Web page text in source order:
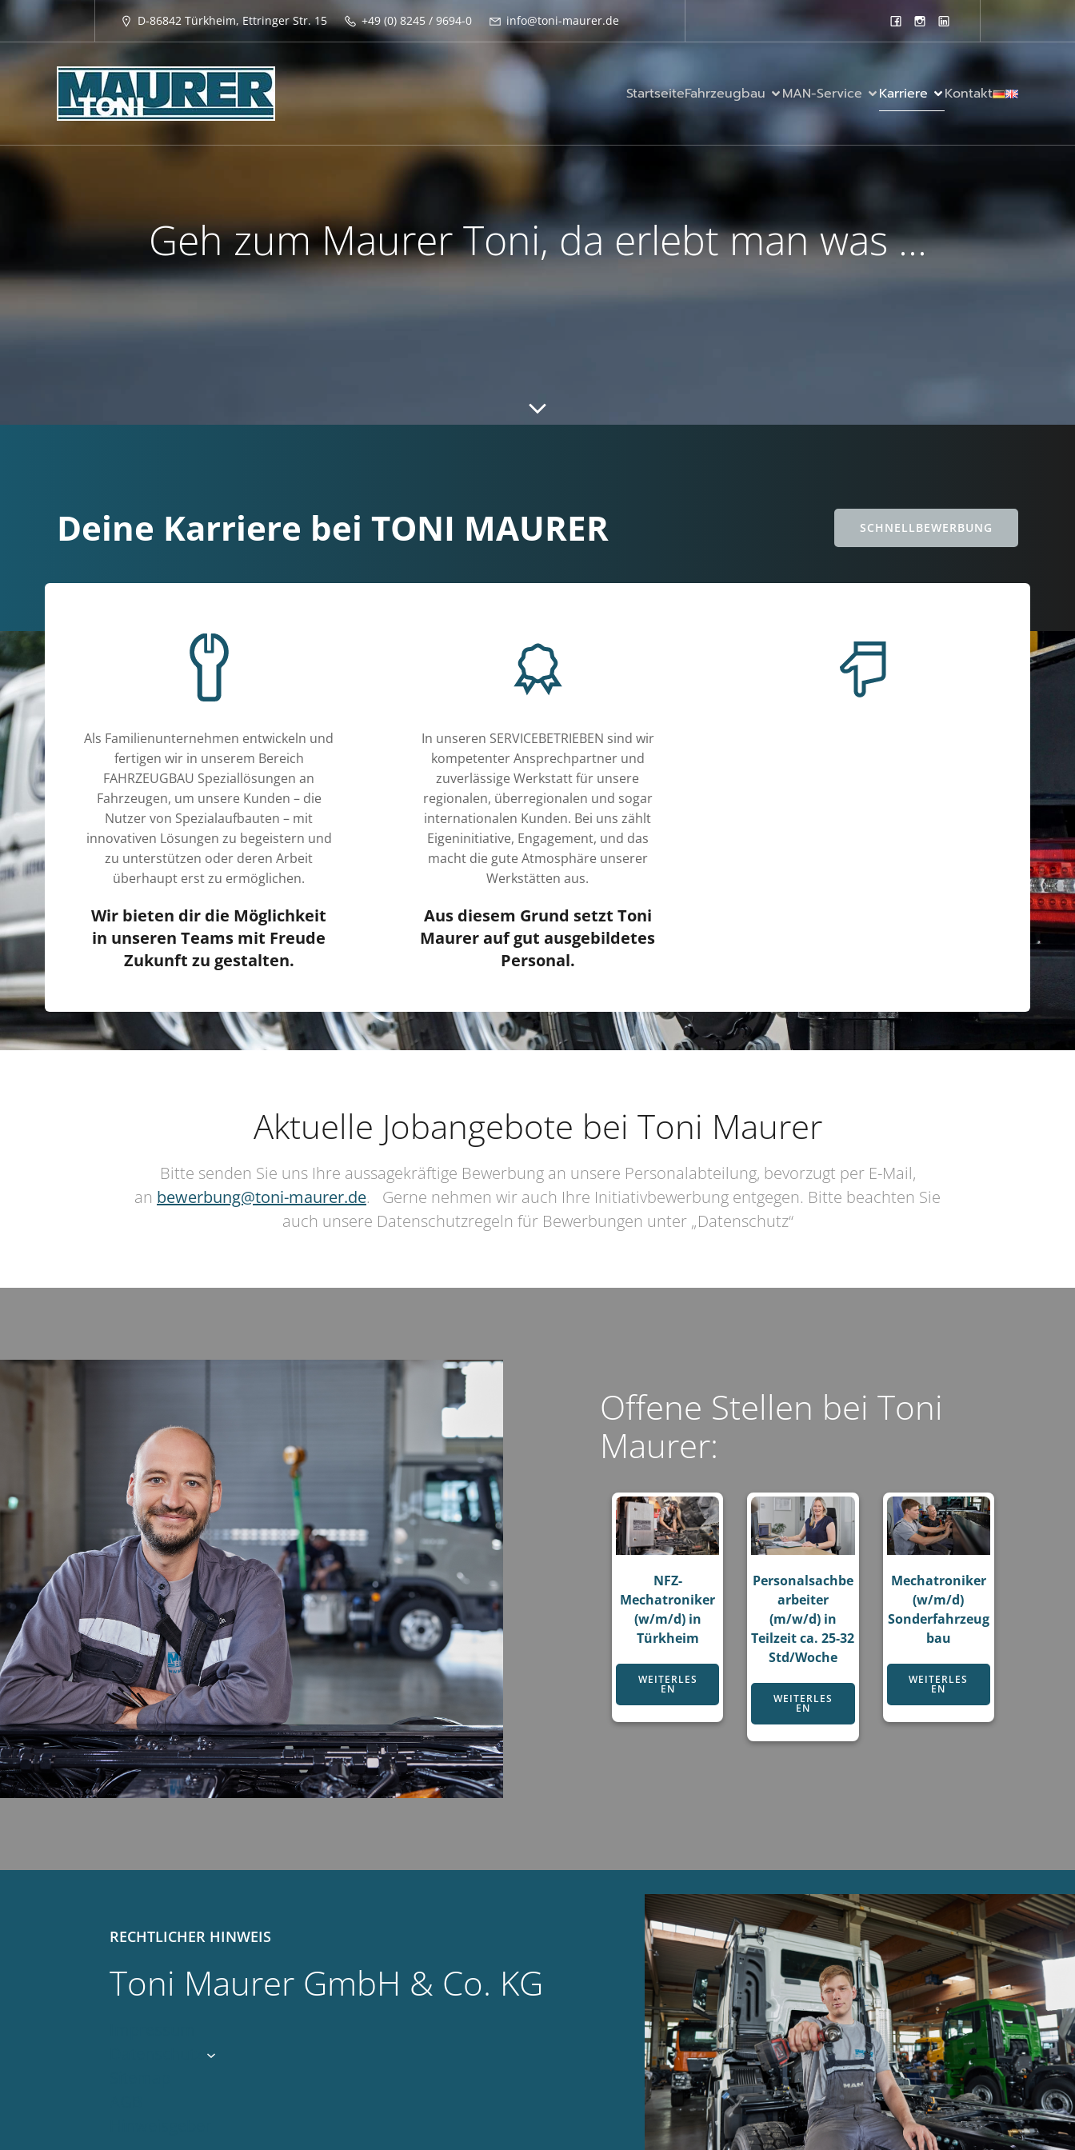
D-86842 Türkheim, Ettringer Str. 15 +49 (0) 8245 / 9694-0 info@toni-maurer.de
StartseiteFahrzeugbau MAN-Service Karriere Kontakt
Geh zum Maurer Toni, da erlebt man was ...
Deine Karriere bei TONI MAURER SCHNELLBEWERBUNG
Als Familienunternehmen entwickeln und
fertigen wir in unserem Bereich
FAHRZEUGBAU Speziallösungen an
Fahrzeugen, um unsere Kunden – die
Nutzer von Spezialaufbauten – mit
innovativen Lösungen zu begeistern und
zu unterstützen oder deren Arbeit
überhaupt erst zu ermöglichen.
Wir bieten dir die Möglichkeit
in unseren Teams mit Freude
Zukunft zu gestalten.
In unseren SERVICEBETRIEBEN sind wir
kompetenter Ansprechpartner und
zuverlässige Werkstatt für unsere
regionalen, überregionalen und sogar
internationalen Kunden. Bei uns zählt
Eigeninitiative, Engagement, und das
macht die gute Atmosphäre unserer
Werkstätten aus.
Aus diesem Grund setzt Toni
Maurer auf gut ausgebildetes
Personal.
Aktuelle Jobangebote bei Toni Maurer
Bitte senden Sie uns Ihre aussagekräftige Bewerbung an unsere Personalabteilung, bevorzugt per E-Mail,
an bewerbung@toni-maurer.de. Gerne nehmen wir auch Ihre Initiativbewerbung entgegen. Bitte beachten Sie
auch unsere Datenschutzregeln für Bewerbungen unter „Datenschutz“
Offene Stellen bei Toni
Maurer:
NFZ-
Mechatroniker
(w/m/d) in
Türkheim
WEITERLES
EN
Personalsachbe
arbeiter
(m/w/d) in
Teilzeit ca. 25-32
Std/Woche
WEITERLES
EN
Mechatroniker
(w/m/d)
Sonderfahrzeug
bau
WEITERLES
EN
RECHTLICHER HINWEIS
Toni Maurer GmbH & Co. KG